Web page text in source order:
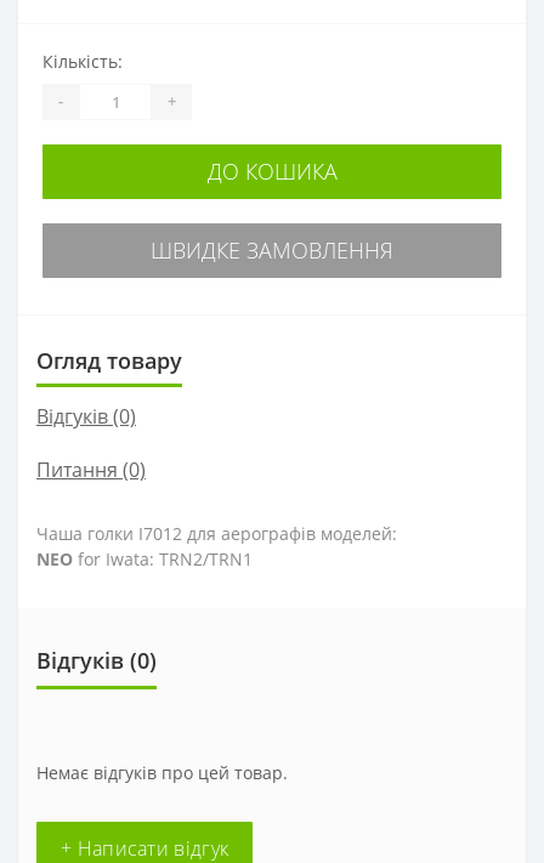
Кількість:
- +
ДО КОШИКА
ШВИДКЕ ЗАМОВЛЕННЯ
Огляд товару
Відгуків (0)
Питання (0)
Чаша голки I7012 для аерографів моделей:
NEO for Iwata: TRN2/TRN1
Відгуків (0)
Немає відгуків про цей товар.
+ Написати відгук